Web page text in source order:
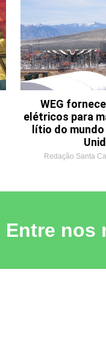
WEG
elétricos para
lítio do
Redação Santa
Entre nos